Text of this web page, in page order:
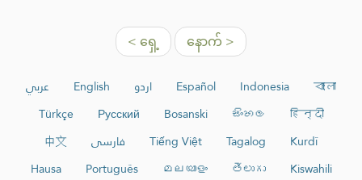
< ရှေ့ နောက် >
عربي English اردو Español Indonesia
বাংলা
Türkçe
Русский Bosanski සිංහල
हिन्दी
中文
فارسی Tiếng Việt Tagalog
Kurdî
Hausa
Português മലയാളം తెలుగు
Kiswahili